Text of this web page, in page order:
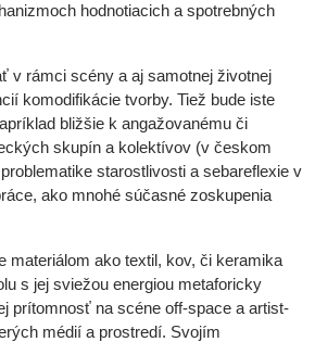
hodnotiacich a spotrebných
v rámci scény a aj samotnej životnej
komodifikácie tvorby. Tiež bude iste
bližšie k angažovanému či
skupín a kolektívov (v českom
starostlivosti a sebareflexie v
ako mnohé súčasné zoskupenia
materiálom ako textil, kov, či keramika
s jej sviežou energiou metaforicky
prítomnosť na scéne off-space a artist-
médií a prostredí. Svojím